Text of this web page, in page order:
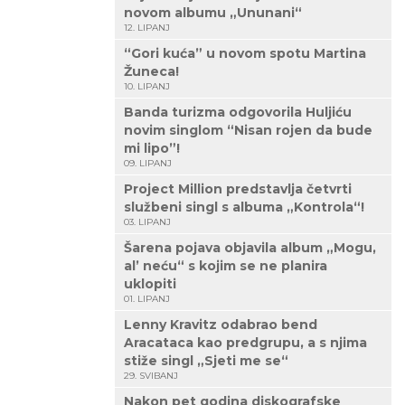
novom albumu „Ununani“
12. LIPANJ
“Gori kuća” u novom spotu Martina
Žuneca!
10. LIPANJ
Banda turizma odgovorila Huljiću
novim singlom “Nisan rojen da bude
mi lipo”!
09. LIPANJ
Project Million predstavlja četvrti
službeni singl s albuma „Kontrola“!
03. LIPANJ
Šarena pojava objavila album „Mogu,
al’ neću“ s kojim se ne planira
uklopiti
01. LIPANJ
Lenny Kravitz odabrao bend
Aracataca kao predgrupu, a s njima
stiže singl „Sjeti me se“
29. SVIBANJ
Nakon pet godina diskografske